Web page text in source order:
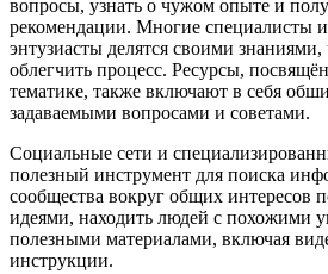
вопросы, узнать о чужом опыте и
рекомендации. Многие специалисты
энтузиасты делятся своими
облегчить процесс. Ресурсы,
тематике, также включают в себя
задаваемыми вопросами и советами.
Социальные сети и
полезный инструмент для поиска
сообщества вокруг общих интересов
идеями, находить людей с похожими
полезными материалами, включая
инструкции.